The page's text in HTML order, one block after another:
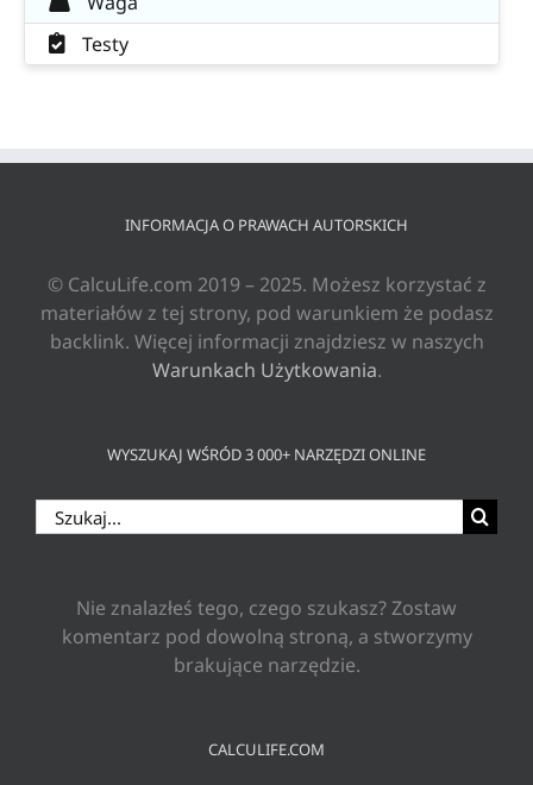
Testy
INFORMACJA O PRAWACH AUTORSKICH
© CalcuLife.com 2019 – 2025. Możesz korzystać z
materiałów z tej strony, pod warunkiem że podasz
backlink. Więcej informacji znajdziesz w naszych
Warunkach Użytkowania.
WYSZUKAJ WŚRÓD 3 000+ NARZĘDZI ONLINE
Szukaj
Nie znalazłeś tego, czego szukasz? Zostaw
komentarz pod dowolną stroną, a stworzymy
brakujące narzędzie.
CALCULIFE.COM